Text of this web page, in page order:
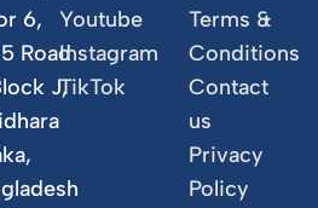
6,
Road
J,
Youtube
Instagram
TikTok
Terms &
Conditions
Contact
us
Privacy
Policy